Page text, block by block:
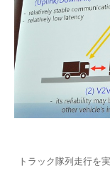
トラック隊列走行を